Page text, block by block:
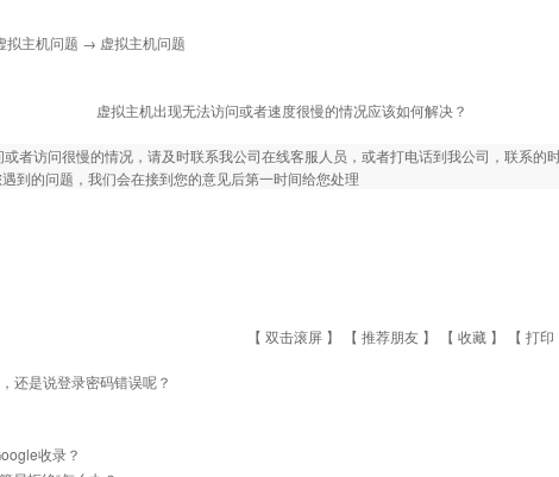
拟主机问题 → 虚拟主机问题
虚拟主机出现无法访问或者速度很慢的情况应该如何解决？
者访问很慢的情况，请及时联系我公司在线客服人员，或者打电话到我公司，联系的
到的问题，我们会在接到您的意见后第一时间给您处理
【 双击滚屏 】 【 推荐朋友 】 【 收藏 】 【 打印
还是说登录密码错误呢？
收录？